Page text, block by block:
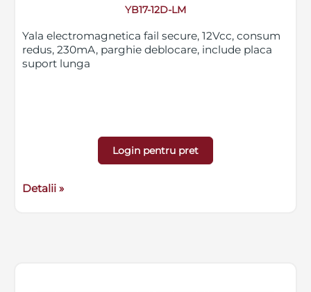
YB17-12D-LM
Yala electromagnetica fail secure, 12Vcc, consum
redus, 230mA, parghie deblocare, include placa
suport lunga
Login pentru pret
Detalii »